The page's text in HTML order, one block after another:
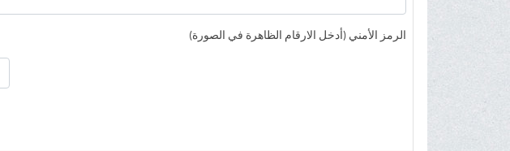
الرمز الأمني (أدخل الارقام الظاهرة في الصورة)